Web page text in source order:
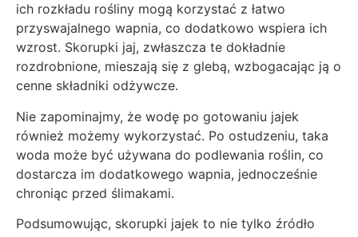
ich rozkładu rośliny mogą korzystać z łatwo
przyswajalnego wapnia, co dodatkowo wspiera ich
wzrost. Skorupki jaj, zwłaszcza te dokładnie
rozdrobnione, mieszają się z glebą, wzbogacając ją o
cenne składniki odżywcze.
Nie zapominajmy, że wodę po gotowaniu jajek
również możemy wykorzystać. Po ostudzeniu, taka
woda może być używana do podlewania roślin, co
dostarcza im dodatkowego wapnia, jednocześnie
chroniąc przed ślimakami.
Podsumowując, skorupki jajek to nie tylko źródło